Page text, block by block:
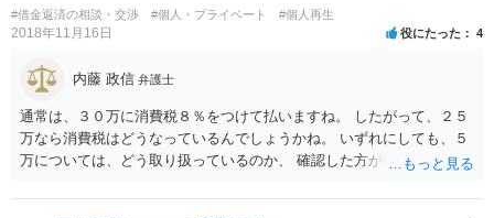
てが可能で しっかりした申立てを行えば ほぼ補正がなく ２～３
週間で開始決定がでて それから ２か月程度で認可となる流れで
#借金返済の相談・交渉 #個人・プライベート #個人再生
2018年11月16日 役にたった 4
内藤 政信 弁護士
通常は、３０万に消費税８％をつけて払いますね。 したがって、２５
万なら消費税はどうなっているんでしょうかね。 いずれにしても、５
万については、どう取り扱っているのか、 確認した方がいいでしょ
は遠慮なく聞く事ですよ。